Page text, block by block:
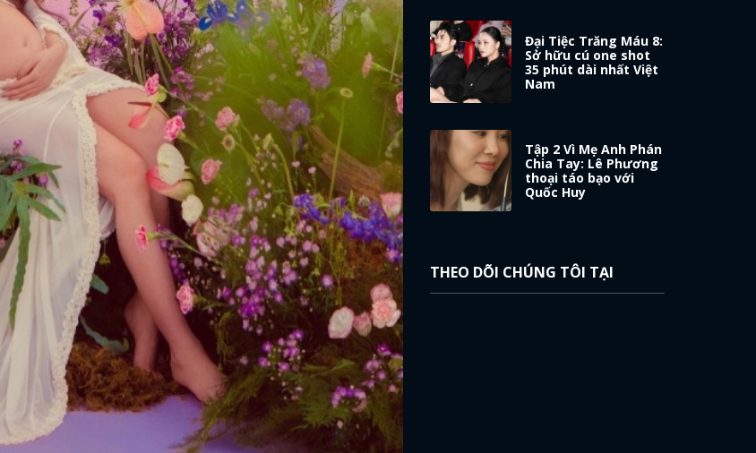
ĐĂNG NHẬP
GOOGLE
Đại Tiệc Trăng Máu 8:
Sở hữu cú one shot
35 phút dài nhất Việt
Nam
Tập 2 Vì Mẹ Anh Phán
Chia Tay: Lê Phương
thoại táo bạo với
Quốc Huy
THEO DÕI CHÚNG TÔI TẠI